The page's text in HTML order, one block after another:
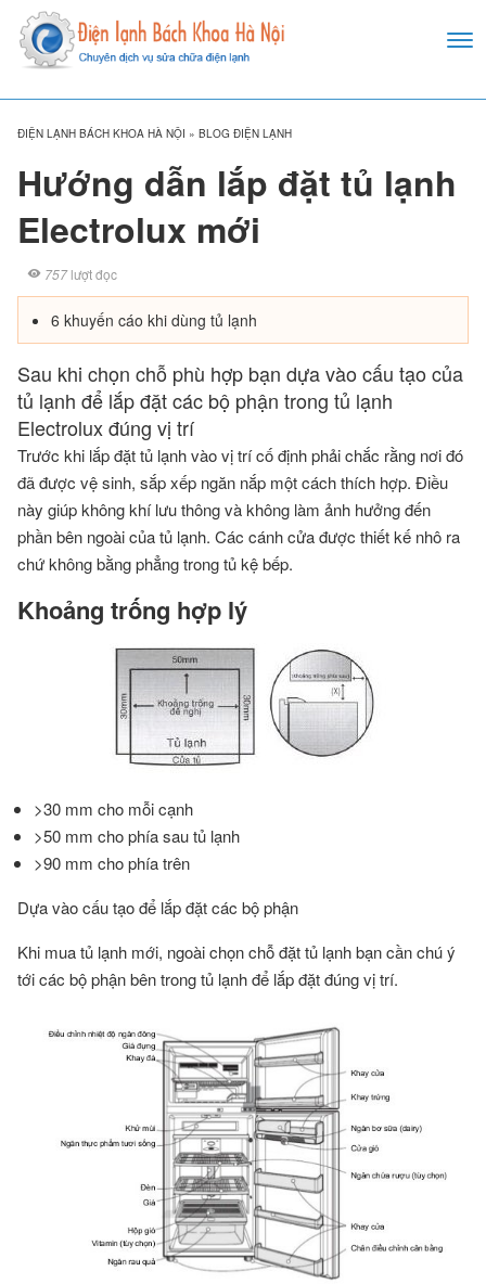
ĐIỆN LẠNH BÁCH KHOA HÀ NỘI » BLOG ĐIỆN LẠNH
Hướng dẫn lắp đặt tủ lạnh
Electrolux mới
757lượt đọc
6 khuyến cáo khi dùng tủ lạnh
Sau khi chọn chỗ phù hợp bạn dựa vào cấu tạo của
tủ lạnh để lắp đặt các bộ phận trong tủ lạnh
Electrolux đúng vị trí
Trước khi lắp đặt tủ lạnh vào vị trí cố định phải chắc rằng nơi đó
đã được vệ sinh, sắp xếp ngăn nắp một cách thích hợp. Điều
này giúp không khí lưu thông và không làm ảnh hưởng đến
phần bên ngoài của tủ lạnh. Các cánh cửa được thiết kế nhô ra
chứ không bằng phẳng trong tủ kệ bếp.
Khoảng trống hợp lý
>30 mm cho mỗi cạnh
>50 mm cho phía sau tủ lạnh
>90 mm cho phía trên
Dựa vào cấu tạo để lắp đặt các bộ phận
Khi mua tủ lạnh mới, ngoài chọn chỗ đặt tủ lạnh bạn cần chú ý
tới các bộ phận bên trong tủ lạnh để lắp đặt đúng vị trí.